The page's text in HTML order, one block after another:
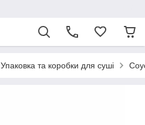
Упаковка та коробки для суші